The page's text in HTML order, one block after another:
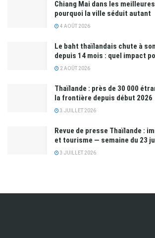
Chiang Mai dans les
pourquoi la ville séduit autant
4 AOÛT 2026
Le baht thaïlandais chute à
depuis 14 mois : quel impact
2 AOÛT 2026
Thaïlande : près de 30 000
la frontière depuis début 2026
3 JUILLET 2026
Revue de presse Thaïlande :
et tourisme — semaine du 23
3 JUILLET 2026